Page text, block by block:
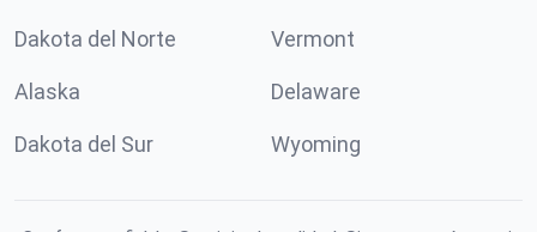
Dakota del Norte Vermont
Alaska Delaware
Dakota del Sur Wyoming